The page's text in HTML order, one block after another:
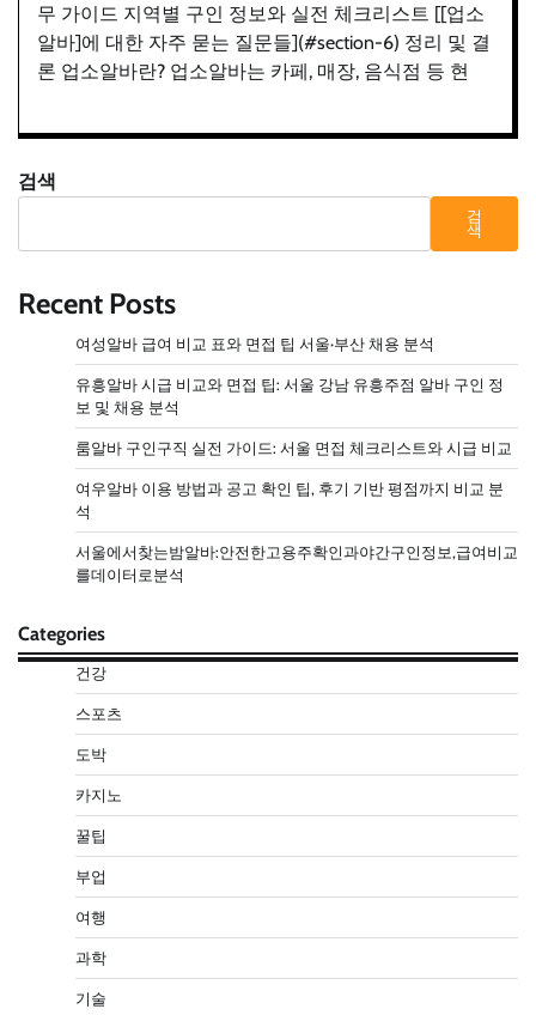
무 가이드 지역별 구인 정보와 실전 체크리스트 [[업소
알바]에 대한 자주 묻는 질문들](#section-6) 정리 및 결
론 업소알바란? 업소알바는 카페, 매장, 음식점 등 현
검색
검
색
Recent Posts
여성알바 급여 비교 표와 면접 팁 서울·부산 채용 분석
유흥알바 시급 비교와 면접 팁: 서울 강남 유흥주점 알바 구인 정
보 및 채용 분석
룸알바 구인구직 실전 가이드: 서울 면접 체크리스트와 시급 비교
여우알바 이용 방법과 공고 확인 팁, 후기 기반 평점까지 비교 분
석
서울에서찾는밤알바:안전한고용주확인과야간구인정보,급여비교
를데이터로분석
Categories
건강
스포츠
도박
카지노
꿀팁
부업
여행
과학
기술